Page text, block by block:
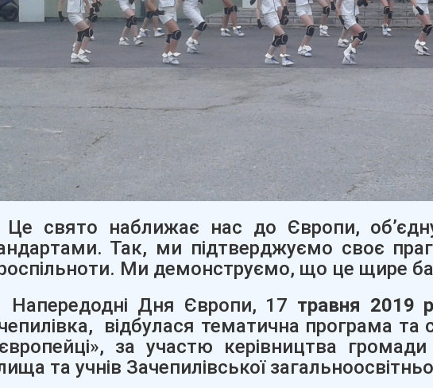
свято наближає нас до Європи,
Так, ми підтверджуємо своє
Ми демонструємо, що це щире
Дня Європи, 17 травня 2019
відбулася тематична програма
за участю керівництва
та учнів Зачепилівської